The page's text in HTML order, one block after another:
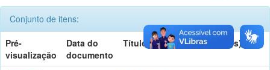
Conjunto de itens:
Pré-
visualização
Data do
documento
Título Autor(es)